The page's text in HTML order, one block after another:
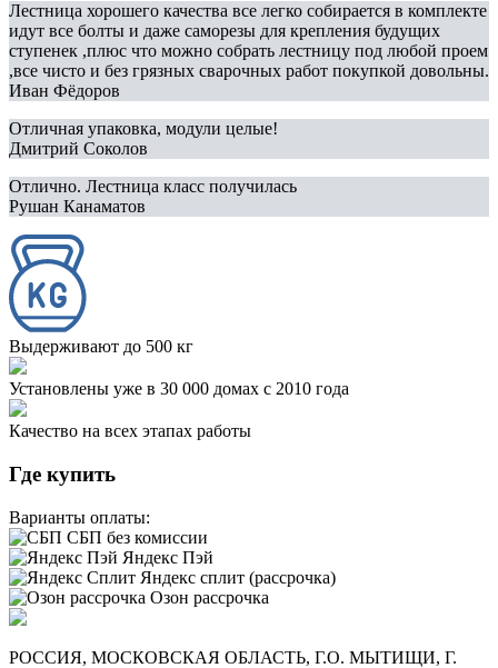
Лестница хорошего качества все легко собирается в комплекте
идут все болты и даже саморезы для крепления будущих
ступенек ,плюс что можно собрать лестницу под любой проем
,все чисто и без грязных сварочных работ покупкой довольны.
Иван Фёдоров
Отличная упаковка, модули целые!
Дмитрий Соколов
Отлично. Лестница класс получилась
Рушан Канаматов
Выдерживают до 500 кг
Установлены уже в 30 000 домах с 2010 года
Качество на всех этапах работы
Где купить
Варианты оплаты:
СБП без комиссии
Яндекс Пэй
Яндекс сплит (рассрочка)
Озон рассрочка
РОССИЯ, МОСКОВСКАЯ ОБЛАСТЬ, Г.О. МЫТИЩИ, Г.